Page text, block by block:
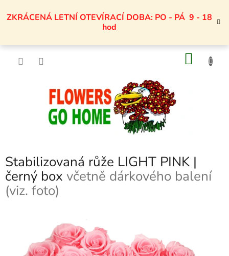
naZKRÁCENÁ LETNÍ OTEVÍRACÍ DOBA: PO - PÁ 9 - 18
hod
Stabilizovaná růže LIGHT PINK |
černý box včetně dárkového balení
(viz. foto)